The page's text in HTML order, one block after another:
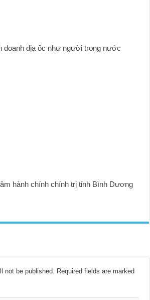
doanh địa ốc như người trong nước
hành chính chính trị tỉnh Bình Dương
not be published. Required fields are marked